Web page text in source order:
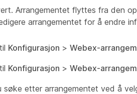
Arrangementet flyttes fra den
arrangementet for å endre
Konfigurasjon > Webex-
Konfigurasjon > Webex-
søke etter arrangementet ved å